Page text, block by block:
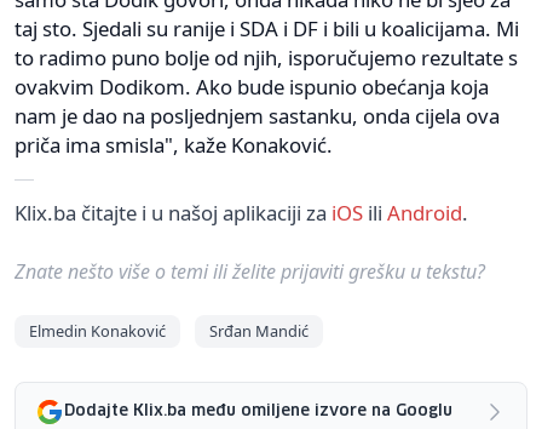
taj sto. Sjedali su ranije i SDA i DF i bili u koalicijama. Mi
to radimo puno bolje od njih, isporučujemo rezultate s
ovakvim Dodikom. Ako bude ispunio obećanja koja
nam je dao na posljednjem sastanku, onda cijela ova
priča ima smisla", kaže Konaković.
Klix.ba čitajte i u našoj aplikaciji za iOS ili Android.
Znate nešto više o temi ili želite prijaviti grešku u tekstu?
Elmedin Konaković Srđan Mandić
Dodajte Klix.ba među omiljene izvore na Googlu